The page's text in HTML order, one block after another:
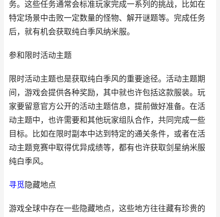
务。这些任务通常会标准玩家完成一系列的挑战，比如在
特定场景中击败一定数量的怪物、解开谜题等。完成任务
后，就有机会获取纯白季风纳米服。
参和限时活动主题
限时活动主题也是获取纯白季风的重要途径。活动主题期
间，游戏会提供各种奖励，其中就也许包括这款服装。玩
家要留意官方公开的活动主题信息，提前做好准备。在活
动主题中，也许需要和其他玩家组队合作，共同完成一些
目标。比如在限时副本中达到特定的通关条件，或者在活
动主题竞赛中取得优异成绩等，都有也许获取剑星纳米服
纯白季风。
寻觅隐藏地点
游戏全球中存在一些隐藏地点，这些地方往往藏有珍贵的